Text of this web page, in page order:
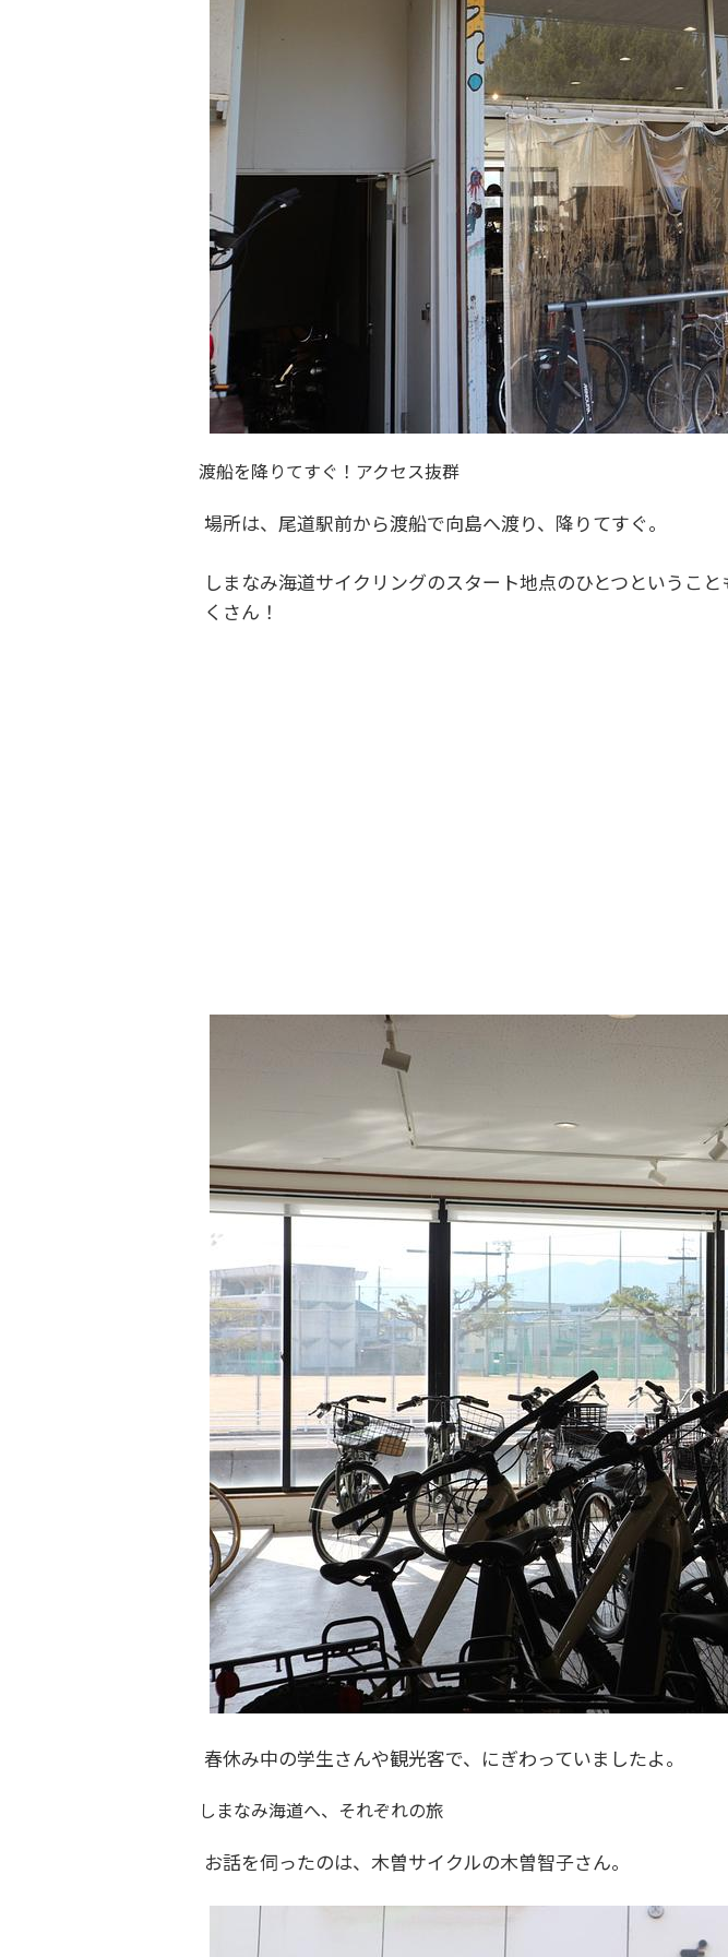
渡船を降りてすぐ！アクセス抜群
場所は、尾道駅前から渡船で向島へ渡り、降りてすぐ。
しまなみ海道サイクリングのスタート地点のひとつというこ
くさん！
春休み中の学生さんや観光客で、にぎわっていましたよ。
しまなみ海道へ、それぞれの旅
お話を伺ったのは、木曽サイクルの木曽智子さん。